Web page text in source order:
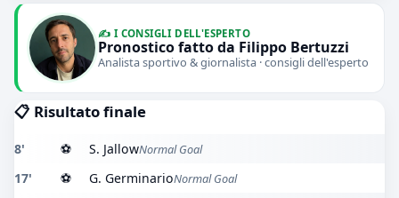
✍️ I CONSIGLI DELL'ESPERTO
Pronostico fatto da Filippo Bertuzzi
Analista sportivo & giornalista · consigli dell'esperto
📋 Risultato finale
8' ⚽ S. JallowNormal Goal
17' ⚽ G. GerminarioNormal Goal